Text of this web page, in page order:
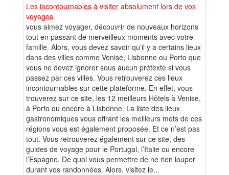
Les incontournables à visiter absolument lors de vos
voyages
vous aimez voyager, découvrir de nouveaux horizons
tout en passant de merveilleux moments avec votre
famille. Alors, vous devez savoir qu’il y a certains lieux
dans des villes comme Venise, Lisbonne ou Porto que
vous ne devez ignorer sous aucun prétexte si vous
passez par ces villes. Vous retrouverez ces lieux
incontournables sur cette plateforme. En effet, vous
trouverez sur ce site, les 12 meilleurs Hôtels à Venise,
à Porto ou encore à Lisbonne. La liste des lieux
gastronomiques vous offrant les meilleurs mets de ces
régions vous est également proposée. Et ce n’est pas
tout. Vous retrouverez également sur ce site, des
guides de voyage pour le Portugal, l’Italie ou encore
l’Espagne. De quoi vous permettre de ne rien louper
durant vos randonnées. Alors, visitez le...